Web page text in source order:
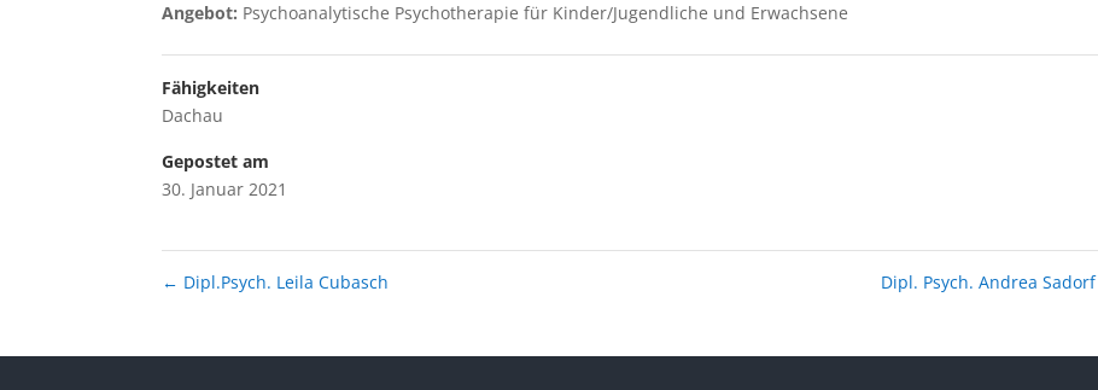
Angebot: Psychoanalytische Psychotherapie für Kinder/Jugendliche und Erwachsene
Fähigkeiten
Dachau
Gepostet am
30. Januar 2021
← Dipl.Psych. Leila Cubasch Dipl. Psych. Andrea Sadorf